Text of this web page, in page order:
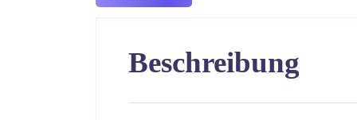
Beschreibung